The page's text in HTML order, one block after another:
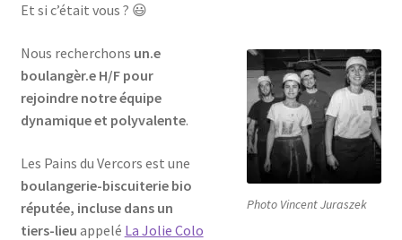
Et si c’était vous ? 😃
Photo Vincent Juraszek
Nous recherchons un.e
boulangèr.e H/F pour
rejoindre notre équipe
dynamique et polyvalente.
Les Pains du Vercors est une
boulangerie-biscuiterie bio
réputée, incluse dans un
tiers-lieu appelé La Jolie Colo